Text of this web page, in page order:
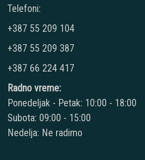
Telefoni:
+387 55 209 104
+387 55 209 387
+387 66 224 417
Radno vreme:
Ponedeljak - Petak: 10:00 - 18:00
Subota: 09:00 - 15:00
Nedelja: Ne radimo